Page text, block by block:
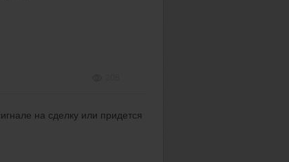
на сделку или придется